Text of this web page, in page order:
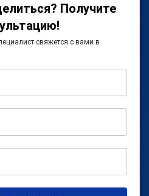
Получите
свяжется с вами в